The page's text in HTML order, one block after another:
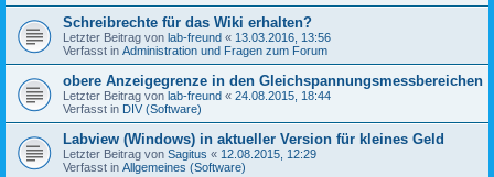
Schreibrechte für das Wiki erhalten?
Letzter Beitrag von lab-freund « 13.03.2016, 13:56
Verfasst in Administration und Fragen zum Forum
obere Anzeigegrenze in den Gleichspannungsmessbereichen
Letzter Beitrag von lab-freund « 24.08.2015, 18:44
Verfasst in DIV (Software)
Labview (Windows) in aktueller Version für kleines Geld
Letzter Beitrag von Sagitus « 12.08.2015, 12:29
Verfasst in Allgemeines (Software)